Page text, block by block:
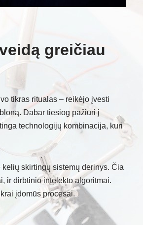
greičiau
tikras ritualas – reikėjo įvesti
Dabar tiesiog pažiūri į
technologijų kombinacija, kuri
skirtingų sistemų derinys. Čia
ir dirbtinio intelekto algoritmai.
įdomūs procesai.